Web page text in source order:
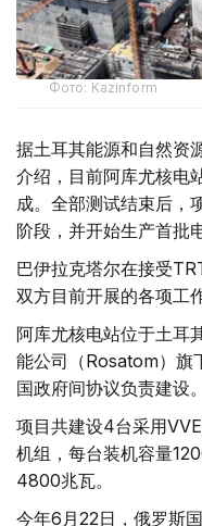
Фото: Kazinform
据土耳其能源和自然资
介绍，目前阿库尤核电
成。全部测试结束后，
阶段，并开始生产首批
巴伊拉克塔尔在接受
双方目前开展的各项工
阿库尤核电站位于土耳
能公司（Rosatom）旗
国政府间协议负责建设。
项目共建设4台采用
机组，每台装机容量
4800兆瓦。
今年6月22日，俄罗斯